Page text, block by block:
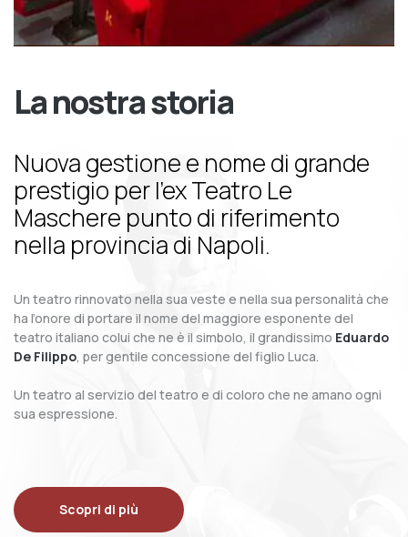
La nostra storia
Nuova gestione e nome di grande
prestigio per l’ex Teatro Le
Maschere punto di riferimento
nella provincia di Napoli.
Un teatro rinnovato nella sua veste e nella sua personalità che
ha l’onore di portare il nome del maggiore esponente del
teatro italiano colui che ne è il simbolo, il grandissimo Eduardo
De Filippo, per gentile concessione del figlio Luca.
Un teatro al servizio del teatro e di coloro che ne amano ogni
sua espressione.
Scopri di più